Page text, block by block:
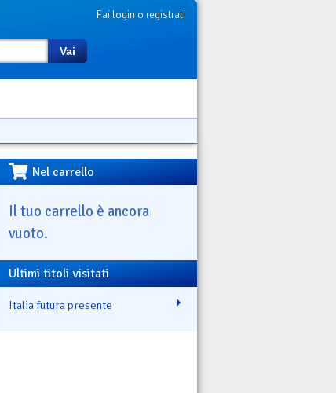
Fai login o registrati
Vai
Nel carrello
Il tuo carrello è ancora
vuoto.
Ultimi titoli visitati
Italia futura presente